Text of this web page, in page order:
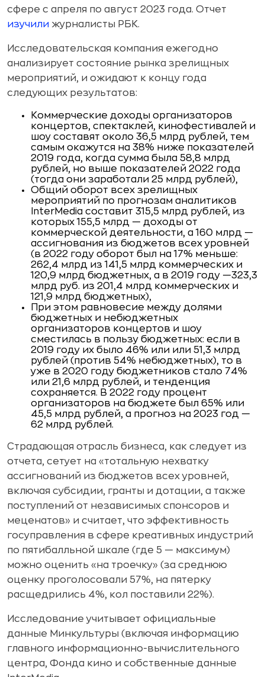
сфере с апреля по август 2023 года. Отчет
изучили журналисты РБК.
Исследовательская компания ежегодно
анализирует состояние рынка зрелищных
мероприятий, и ожидают к концу года
следующих результатов:
Коммерческие доходы организаторов
концертов, спектаклей, кинофестивалей и
шоу составят около 36,5 млрд рублей, тем
самым окажутся на 38% ниже показателей
2019 года, когда сумма была 58,8 млрд
рублей, но выше показателей 2022 года
(тогда они заработали 25 млрд рублей),
Общий оборот всех зрелищных
мероприятий по прогнозам аналитиков
InterMedia составит 315,5 млрд рублей, из
которых 155,5 млрд — доходы от
коммерческой деятельности, а 160 млрд —
ассигнования из бюджетов всех уровней
(в 2022 году оборот был на 17% меньше:
262,4 млрд из 141,5 млрд коммерческих и
120,9 млрд бюджетных, а в 2019 году —323,3
млрд руб. из 201,4 млрд коммерческих и
121,9 млрд бюджетных),
При этом равновесие между долями
бюджетных и небюджетных
организаторов концертов и шоу
сместилась в пользу бюджетных: если в
2019 году их было 46% или или 51,3 млрд
рублей (против 54% небюджетных), то в
уже в 2020 году бюджетников стало 74%
или 21,6 млрд рублей, и тенденция
сохраняется. В 2022 году процент
организаторов на бюджете был 65% или
45,5 млрд рублей, а прогноз на 2023 год —
62 млрд рублей.
Страдающая отрасль бизнеса, как следует из
отчета, сетует на «тотальную нехватку
ассигнований из бюджетов всех уровней,
включая субсидии, гранты и дотации, а также
поступлений от независимых спонсоров и
меценатов» и считает, что эффективность
госуправления в сфере креативных индустрий
по пятибалльной шкале (где 5 — максимум)
можно оценить «на троечку» (за среднюю
оценку проголосовали 57%, на пятерку
расщедрились 4%, кол поставили 22%).
Исследование учитывает официальные
данные Минкультуры (включая информацию
главного информационно-вычислительного
центра, Фонда кино и собственные данные